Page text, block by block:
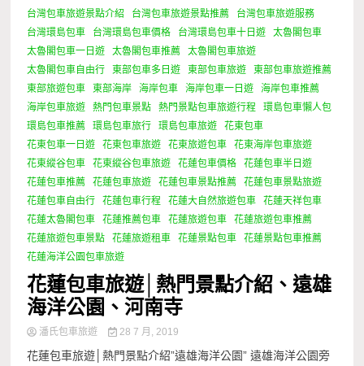
台灣包車旅遊景點介紹
台灣包車旅遊景點推薦
台灣包車旅遊服務
台灣環島包車
台灣環島包車價格 台灣環島包車十日遊
太魯閣包車
太魯閣包車一日遊
太魯閣包車推薦
太魯閣包車旅遊
太魯閣包車自由行
東部包車多日遊 東部包車旅遊
東部包車旅遊推薦
東部旅遊包車
東部海岸 海岸包車 海岸包車一日遊
海岸包車推薦
海岸包車旅遊
熱門包車景點 熱門景點包車旅遊行程
環島包車懶人包
環島包車推薦
環島包車旅行 環島包車旅遊
花東包車
花東包車一日遊
花東包車旅遊 花東旅遊包車
花東海岸包車旅遊
花東縱谷包車
花東縱谷包車旅遊 花蓮包車價格
花蓮包車半日遊
花蓮包車推薦
花蓮包車旅遊 花蓮包車景點推薦
花蓮包車景點旅遊
花蓮包車自由行
花蓮包車行程 花蓮大自然旅遊包車
花蓮天祥包車
花蓮太魯閣包車
花蓮推薦包車 花蓮旅遊包車
花蓮旅遊包車推薦
花蓮旅遊包車景點
花蓮旅遊租車 花蓮景點包車
花蓮景點包車推薦
花蓮海洋公園包車旅遊
花蓮包車旅遊│熱門景點介紹、遠雄
海洋公園、河南寺
潘氏包車旅遊 28 7 月, 2019
花蓮包車旅遊│熱門景點介紹”遠雄海洋公園” 遠雄海洋公園旁